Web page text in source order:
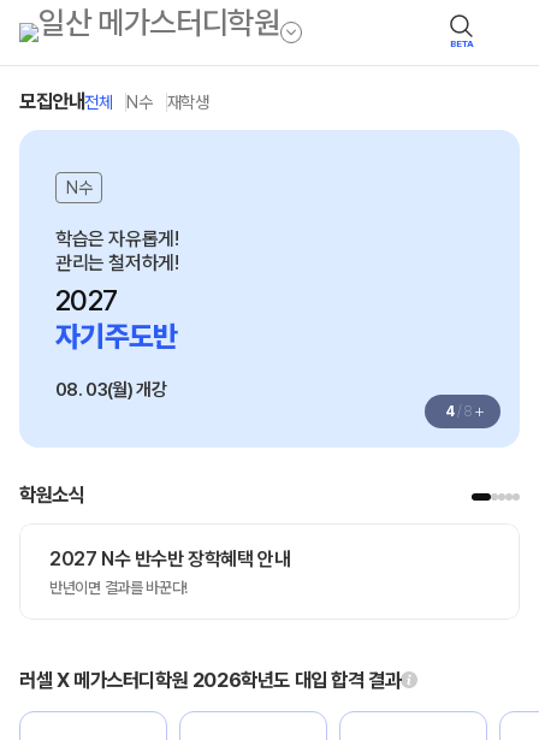
BETA
모집안내전체 N수 재학생
N수
학습은 자유롭게!
관리는 철저하게!
2027
자기주도반
08. 03(월) 개강
4/ 8 +
학원소식
2027 N수 반수반 장학혜택 안내
반년이면 결과를 바꾼다!
러셀 X 메가스터디학원 2026학년도 대입 합격 결과